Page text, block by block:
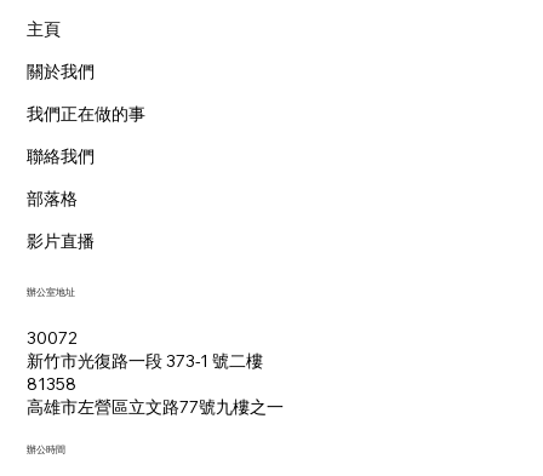
主頁
關於我們
我們正在做的事
聯絡我們
部落格
影片直播
辦公室地址
30072
新竹市光復路一段 373-1 號二樓
81358
​高雄市左營區立文路77號九樓之一
辦公時間